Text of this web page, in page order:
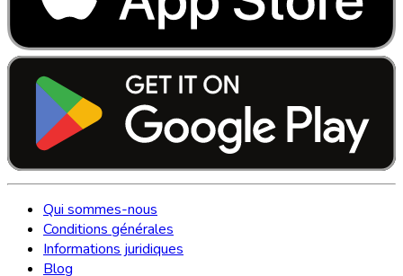
Qui sommes-nous
Conditions générales
Informations juridiques
Blog